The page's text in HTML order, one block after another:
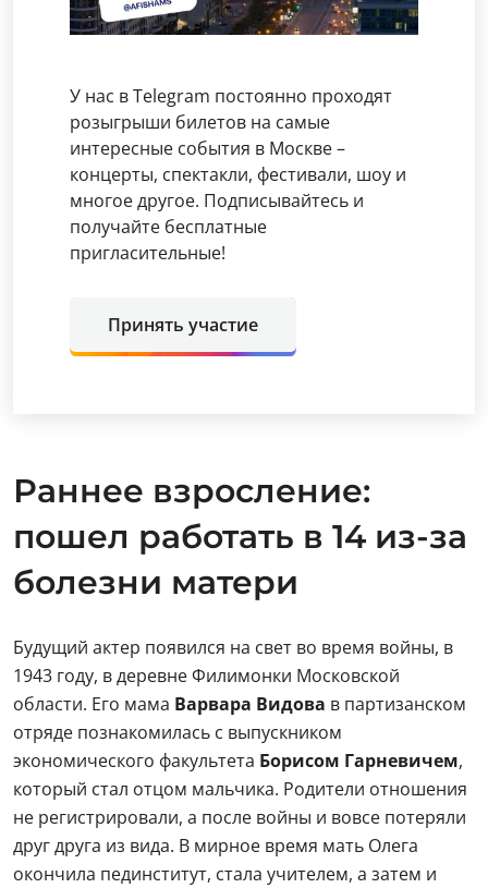
У нас в Telegram постоянно проходят
розыгрыши билетов на самые
интересные события в Москве –
концерты, спектакли, фестивали, шоу и
многое другое. Подписывайтесь и
получайте бесплатные
пригласительные!
Принять участие
Раннее взросление:
пошел работать в 14 из-за
болезни матери
Будущий актер появился на свет во время войны, в
1943 году, в деревне Филимонки Московской
области. Его мама Варвара Видова в партизанском
отряде познакомилась с выпускником
экономического факультета Борисом Гарневичем,
который стал отцом мальчика. Родители отношения
не регистрировали, а после войны и вовсе потеряли
друг друга из вида. В мирное время мать Олега
окончила пединститут, стала учителем, а затем и